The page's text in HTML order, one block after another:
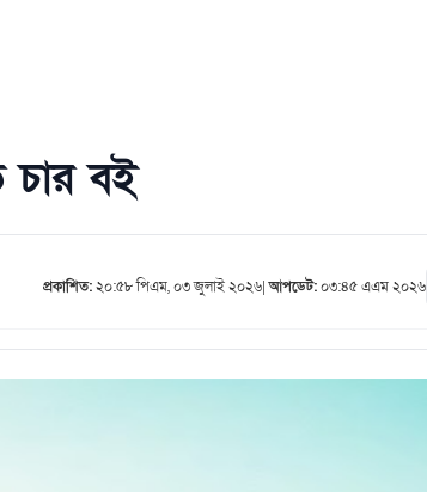
চার বই
প্রকাশিত:২০:৫৮ পিএম, ০৩ জুলাই ২০২৬|আপডেট:০৩:৪৫ এএম ২০২৬